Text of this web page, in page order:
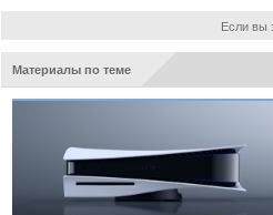
Если вы
Материалы по теме